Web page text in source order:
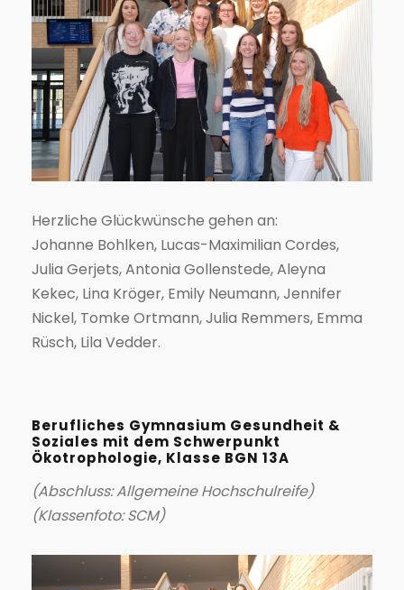
Herzliche Glückwünsche gehen an:
Johanne Bohlken, Lucas-Maximilian Cordes,
Julia Gerjets, Antonia Gollenstede, Aleyna
Kekec, Lina Kröger, Emily Neumann, Jennifer
Nickel, Tomke Ortmann, Julia Remmers, Emma
Rüsch, Lila Vedder.
Berufliches Gymnasium Gesundheit &
Soziales mit dem Schwerpunkt
Ökotrophologie, Klasse BGN 13A
(Abschluss: Allgemeine Hochschulreife)
(Klassenfoto: SCM)